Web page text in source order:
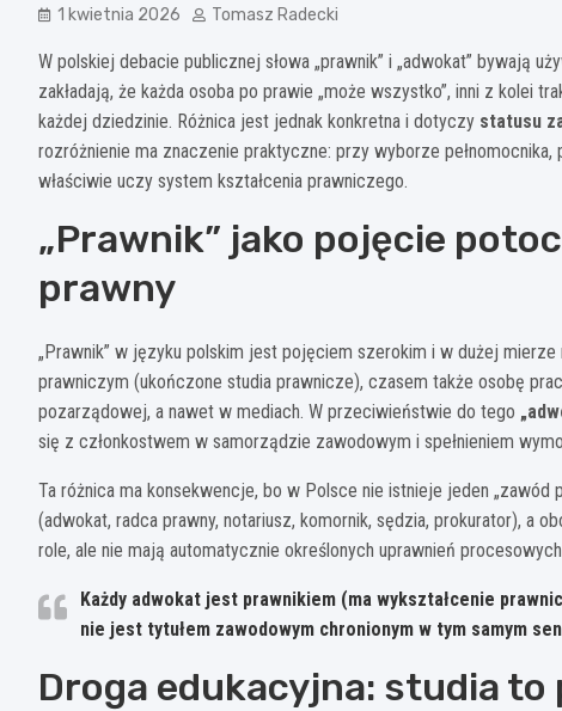
1 kwietnia 2026 Tomasz Radecki
W polskiej debacie publicznej słowa „prawnik” i „adwokat” bywają
zakładają, że każda osoba po prawie „może wszystko”, inni z kolei
każdej dziedzinie. Różnica jest jednak konkretna i dotyczy statusu
rozróżnienie ma znaczenie praktyczne: przy wyborze
właściwie uczy system kształcenia prawniczego.
„Prawnik” jako pojęcie
prawny
„Prawnik” w języku polskim jest pojęciem szerokim i w dużej
prawniczym (ukończone studia prawnicze), czasem także osobę
pozarządowej, a nawet w mediach. W przeciwieństwie do tego
się z członkostwem w samorządzie zawodowym i spełnieniem
Ta różnica ma konsekwencje, bo w Polsce nie istnieje jeden
(adwokat, radca prawny, notariusz, komornik, sędzia, prokurator), a
role, ale nie mają automatycznie określonych uprawnień
Każdy adwokat jest prawnikiem (ma wykształcenie
nie jest tytułem zawodowym chronionym w tym samym
Droga edukacyjna: studia to